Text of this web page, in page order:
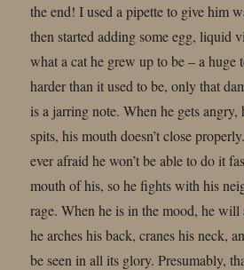
the end! I used a pipette to give him
then started adding some egg,
what a cat he grew up to be – a huge
harder than it used to be, only that
is a jarring note. When he gets angry,
spits, his mouth doesn’t close
ever afraid he won’t be able to do it
mouth of his, so he fights with his
rage. When he is in the mood, he
he arches his back, cranes his neck,
be seen in all its glory. Presumably,